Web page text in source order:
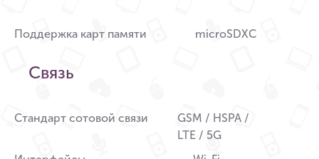
Поддержка карт памяти microSDXC
Связь
Стандарт сотовой связи
GSM / HSPA /
LTE / 5G